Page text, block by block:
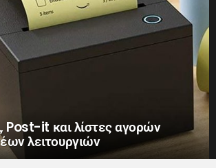
it και λίστες αγορών
λειτουργιών